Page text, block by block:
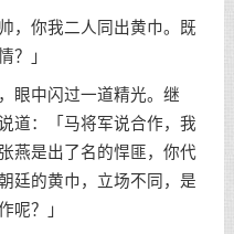
你我二人同出黄巾。既
？」
中闪过一道精光。继
道：「马将军说合作，我
燕是出了名的悍匪，你代
廷的黄巾，立场不同，是
呢？」